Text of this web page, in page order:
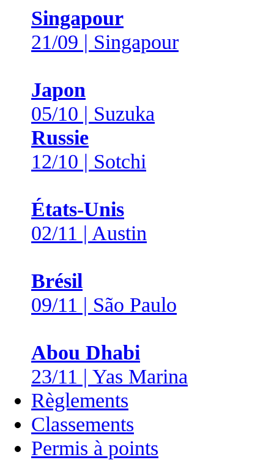
Singapour
21/09 | Singapour
Japon
05/10 | Suzuka
Russie
12/10 | Sotchi
États-Unis
02/11 | Austin
Brésil
09/11 | São Paulo
Abou Dhabi
23/11 | Yas Marina
Règlements
Classements
Permis à points